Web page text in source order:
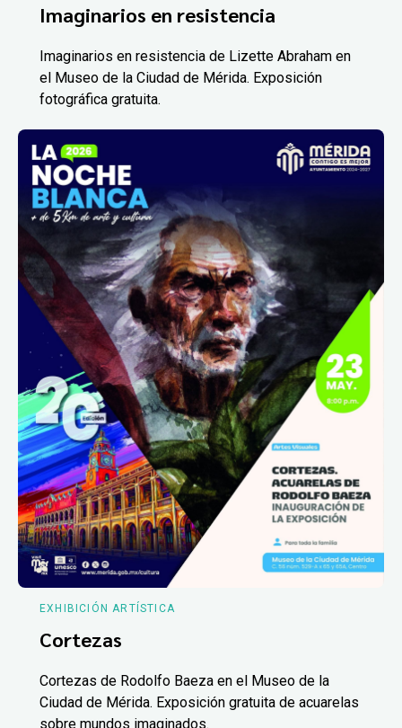
Imaginarios en resistencia
Imaginarios en resistencia de Lizette Abraham en
el Museo de la Ciudad de Mérida. Exposición
fotográfica gratuita.
EXHIBICIÓN ARTÍSTICA
Cortezas
Cortezas de Rodolfo Baeza en el Museo de la
Ciudad de Mérida. Exposición gratuita de acuarelas
sobre mundos imaginados.